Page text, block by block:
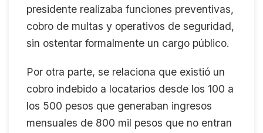
presidente realizaba funciones preventivas,
cobro de multas y operativos de seguridad,
sin ostentar formalmente un cargo público.
Por otra parte, se relaciona que existió un
cobro indebido a locatarios desde los 100 a
los 500 pesos que generaban ingresos
mensuales de 800 mil pesos que no entran